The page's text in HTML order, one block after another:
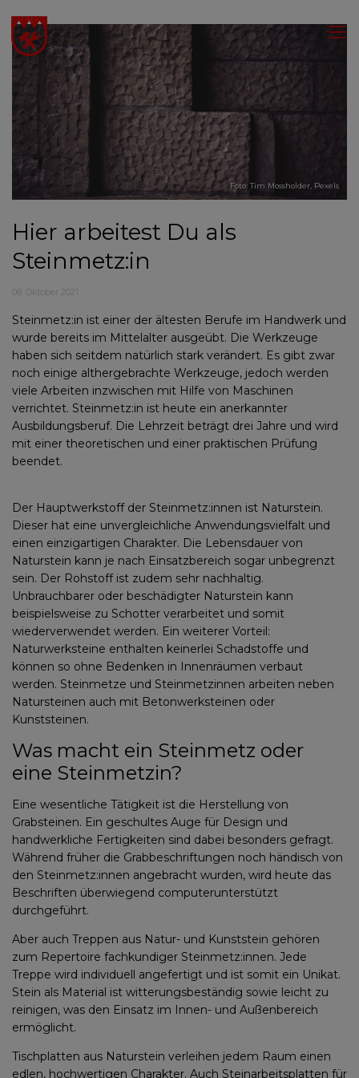
Foto: Tim Mossholder Pexels
Hier arbeitest Du als
Steinmetz:in
08. Oktober 2021
Steinmetz:in ist einer der ältesten Berufe im Handwerk und
wurde bereits im Mittelalter ausgeübt. Die Werkzeuge
haben sich seitdem natürlich stark verändert. Es gibt zwar
noch einige althergebrachte Werkzeuge, jedoch werden
viele Arbeiten inzwischen mit Hilfe von Maschinen
verrichtet. Steinmetz:in ist heute ein anerkannter
Ausbildungsberuf. Die Lehrzeit beträgt drei Jahre und wird
mit einer theoretischen und einer praktischen Prüfung
beendet.
Der Hauptwerkstoff der Steinmetz:innen ist Naturstein.
Dieser hat eine unvergleichliche Anwendungsvielfalt und
einen einzigartigen Charakter. Die Lebensdauer von
Naturstein kann je nach Einsatzbereich sogar unbegrenzt
sein. Der Rohstoff ist zudem sehr nachhaltig.
Unbrauchbarer oder beschädigter Naturstein kann
beispielsweise zu Schotter verarbeitet und somit
wiederverwendet werden. Ein weiterer Vorteil:
Naturwerksteine enthalten keinerlei Schadstoffe und
können so ohne Bedenken in Innenräumen verbaut
werden. Steinmetze und Steinmetzinnen arbeiten neben
Natursteinen auch mit Betonwerksteinen oder
Kunststeinen.
Was macht ein Steinmetz oder
eine Steinmetzin?
Eine wesentliche Tätigkeit ist die Herstellung von
Grabsteinen. Ein geschultes Auge für Design und
handwerkliche Fertigkeiten sind dabei besonders gefragt.
Während früher die Grabbeschriftungen noch händisch von
den Steinmetz:innen angebracht wurden, wird heute das
Beschriften überwiegend computerunterstützt
durchgeführt.
Aber auch Treppen aus Natur- und Kunststein gehören
zum Repertoire fachkundiger Steinmetz:innen. Jede
Treppe wird individuell angefertigt und ist somit ein Unikat.
Stein als Material ist witterungsbeständig sowie leicht zu
reinigen, was den Einsatz im Innen- und Außenbereich
ermöglicht.
Tischplatten aus Naturstein verleihen jedem Raum einen
edlen, hochwertigen Charakter. Auch Steinarbeitsplatten für